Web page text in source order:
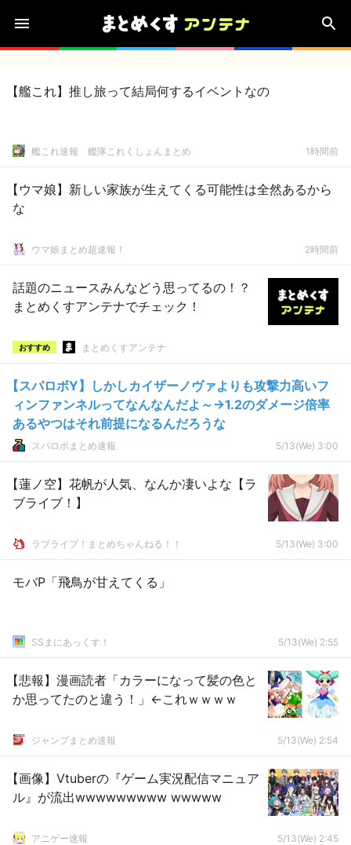
【艦これ】推し旅って結局何するイベントなの
艦これ速報 艦隊これくしょんまとめ 1時間前
【ウマ娘】新しい家族が生えてくる可能性は全然あるから
な
ウマ娘まとめ超速報！ 2時間前
話題のニュースみんなどう思ってるの！？
まとめくすアンテナでチェック！
おすすめ まとめくすアンテナ
【スパロボY】しかしカイザーノヴァよりも攻撃力高いフ
ィンファンネルってなんなんだよ～→1.2のダメージ倍率
あるやつはそれ前提になるんだろうな
スパロボまとめ速報 5/13(We) 3:00
【蓮ノ空】花帆が人気、なんか凄いよな【ラ
ブライブ！】
ラブライブ！まとめちゃんねる！！ 5/13(We) 3:00
モバP「飛鳥が甘えてくる」
SSまにあっくす！ 5/13(We) 2:55
【悲報】漫画読者「カラーになって髪の色と
か思ってたのと違う！」←これｗｗｗｗ
ジャンプまとめ速報 5/13(We) 2:54
【画像】Vtuberの『ゲーム実況配信マニュア
ル』が流出wwwwwwwww wwwww
アニゲー速報 5/13(We) 2:45